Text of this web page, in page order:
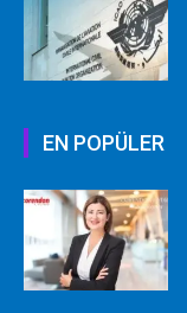
EN POPÜLER